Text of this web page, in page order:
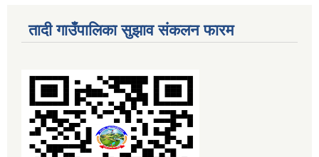
तादी गाउँपालिका सुझाव संकलन फारम